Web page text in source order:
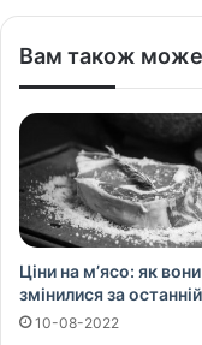
Вам також може
Ціни на м’ясо: як вони
змінилися за
10-08-2022